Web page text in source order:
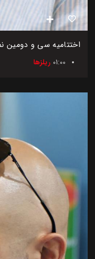
اختتامیه سی و دومین
01:00 ریلزها